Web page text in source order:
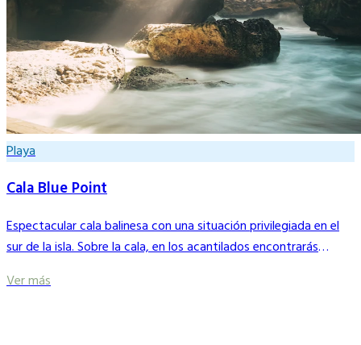
Playa
Cala Blue Point
Espectacular cala balinesa con una situación privilegiada en el
sur de la isla. Sobre la cala, en los acantilados encontrarás
Ver más